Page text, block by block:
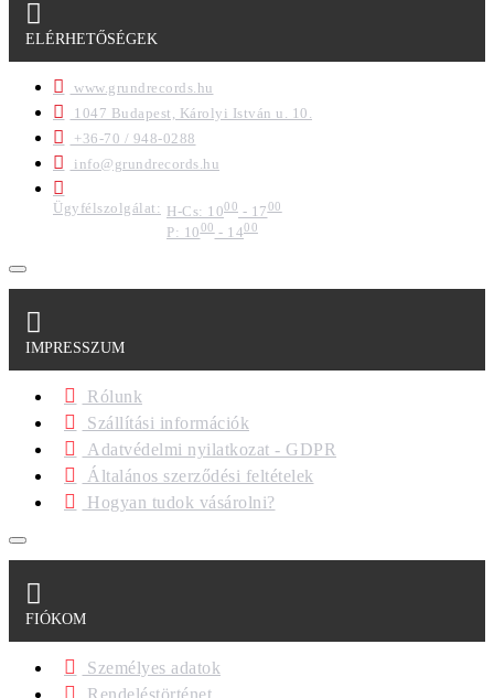
ELÉRHETŐSÉGEK
www.grundrecords.hu
1047 Budapest, Károlyi István u. 10.
+36-70 / 948-0288
info@grundrecords.hu
Ügyfélszolgálat: H-Cs: 1000 - 1700
P: 1000- 1400
IMPRESSZUM
Rólunk
Szállítási információk
Adatvédelmi nyilatkozat - GDPR
Általános szerződési feltételek
Hogyan tudok vásárolni?
FIÓKOM
Személyes adatok
Rendeléstörténet